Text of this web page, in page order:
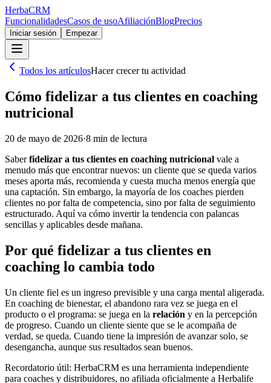
HerbaCRM
FuncionalidadesCasos de usoAfiliaciónBlogPrecios
Iniciar sesión Empezar
Todos los artículosHacer crecer tu actividad
Cómo fidelizar a tus clientes en coaching
nutricional
20 de mayo de 2026·8 min de lectura
Saberfidelizar a tus clientes en coaching nutricional vale a
menudo más que encontrar nuevos: un cliente que se queda varios
meses aporta más, recomienda y cuesta mucha menos energía que
una captación. Sin embargo, la mayoría de los coaches pierden
clientes no por falta de competencia, sino por falta de seguimiento
estructurado. Aquí va cómo invertir la tendencia con palancas
sencillas y aplicables desde mañana.
Por qué fidelizar a tus clientes en
coaching lo cambia todo
Un cliente fiel es un ingreso previsible y una carga mental aligerada.
En coaching de bienestar, el abandono rara vez se juega en el
producto o el programa: se juega en la relación y en la percepción
de progreso. Cuando un cliente siente que se le acompaña de
verdad, se queda. Cuando tiene la impresión de avanzar solo, se
desengancha, aunque sus resultados sean buenos.
Recordatorio útil: HerbaCRM es una herramienta independiente
para coaches y distribuidores, no afiliada oficialmente a Herbalife